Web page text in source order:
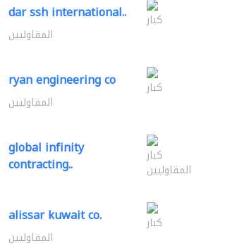
dar ssh international.. كبار
المقاوليين
ryan engineering co كبار
المقاوليين
global infinity
contracting.. كبار
المقاوليين
alissar kuwait co. كبار
المقاوليين